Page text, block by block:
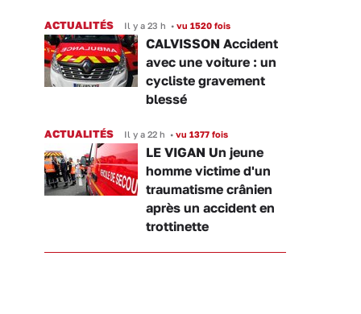
ACTUALITÉS Il y a 23 h • vu 1520 fois
CALVISSON Accident
avec une voiture : un
cycliste gravement
blessé
ACTUALITÉS Il y a 22 h • vu 1377 fois
LE VIGAN Un jeune
homme victime d'un
traumatisme crânien
après un accident en
trottinette